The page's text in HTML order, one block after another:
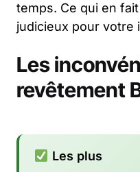
temps. Ce qui en
judicieux pour votre
Les
revêtement
Les plus